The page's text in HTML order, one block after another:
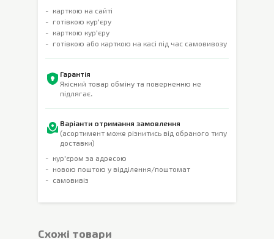
карткою на сайті
готівкою кур'єру
карткою кур'єру
готівкою або карткою на касі під час самовивозу
Гарантія
Якісний товар обміну та поверненню не
підлягає.
Варіанти отримання замовлення
(асортимент може різнитись від обраного типу
доставки)
кур'єром за адресою
новою поштою у відділення/поштомат
самовивіз
Cхожі товари